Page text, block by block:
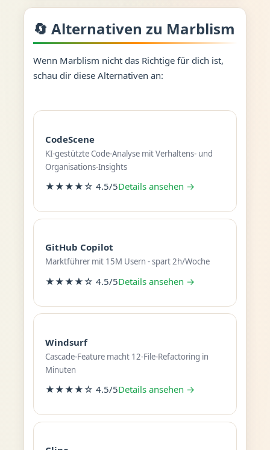
🔄 Alternativen zu Marblism
Wenn Marblism nicht das Richtige für dich ist,
schau dir diese Alternativen an:
CodeScene
KI-gestützte Code-Analyse mit Verhaltens- und
Organisations-Insights
★★★★☆ 4.5/5Details ansehen →
GitHub Copilot
Marktführer mit 15M Usern - spart 2h/Woche
★★★★☆ 4.5/5Details ansehen →
Windsurf
Cascade-Feature macht 12-File-Refactoring in
Minuten
★★★★☆ 4.5/5Details ansehen →